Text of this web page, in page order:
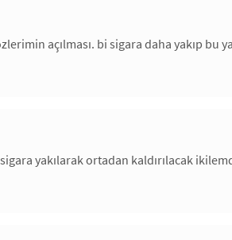
açılması. bi sigara daha yakıp bu
yakılarak ortadan kaldırılacak